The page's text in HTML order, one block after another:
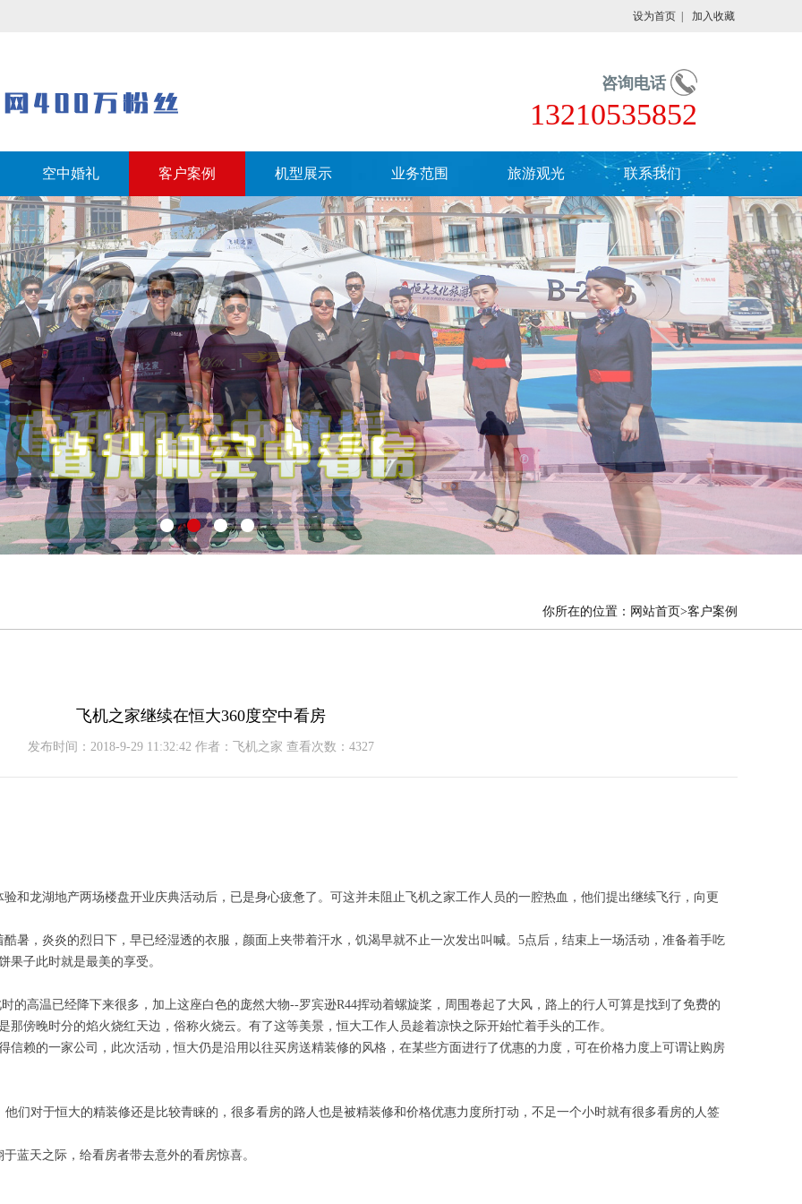
设为首页 加入收藏
咨询电话
13210535852
空中婚礼 客户案例 机型展示 业务范围 旅游观光 联系我们
你所在的位置： 网站首页>客户案例
飞机之家继续在恒大360度空中看房
发布时间：2018-9-29 11:32:42 作者：飞机之家 查看次数：4327
和龙湖地产两场楼盘开业庆典活动后，已是身心疲惫了。可这并未阻止飞机之家工作人员的一腔热血，他们提出继续飞行，向更
暑，炎炎的烈日下，早已经湿透的衣服，颜面上夹带着汗水，饥渴早就不止一次发出叫喊。5点后，结束上一场活动，准备着手吃
果子此时就是最美的享受。
的高温已经降下来很多，加上这座白色的庞然大物--罗宾逊R44挥动着螺旋桨，周围卷起了大风，路上的行人可算是找到了免费的
傍晚时分的焰火烧红天边，俗称火烧云。有了这等美景，恒大工作人员趁着凉快之际开始忙着手头的工作。
信赖的一家公司，此次活动，恒大仍是沿用以往买房送精装修的风格，在某些方面进行了优惠的力度，可在价格力度上可谓让购房
们对于恒大的精装修还是比较青睐的，很多看房的路人也是被精装修和价格优惠力度所打动，不足一个小时就有很多看房的人签
蓝天之际，给看房者带去意外的看房惊喜。